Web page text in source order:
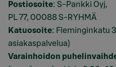
Postiosoite: S-Pankki Oyj,
PL 77, 00088 S-RYHMÄ
Katuosoite: Fleminginkatu
asiakaspalvelua)
Varainhoidon